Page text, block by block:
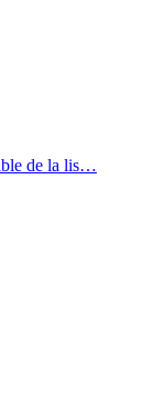
de la lis…